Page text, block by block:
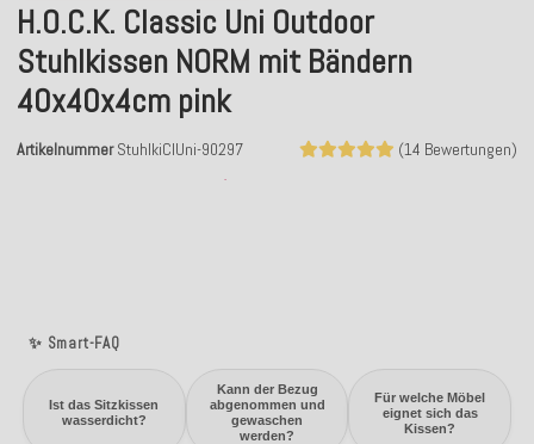
✨ Smart-FAQ
Ist das Sitzkissen
wasserdicht?
Kann der Bezug
abgenommen und
gewaschen
werden?
Für welche Möbel
eignet sich das
Kissen?
H.O.C.K. Classic Uni Outdoor
Stuhlkissen NORM mit Bändern
40x40x4cm pink
(14 Bewertungen)
Artikelnummer StuhlkiClUni-90297